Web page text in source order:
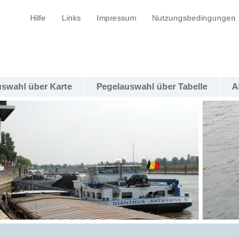
Hilfe Links Impressum Nutzungsbedingungen
über Karte Pegelauswahl über Tabelle